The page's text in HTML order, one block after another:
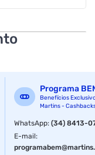
Programa
Benefícios
Martins -
WhatsApp:(34) 8413-
E-mail: